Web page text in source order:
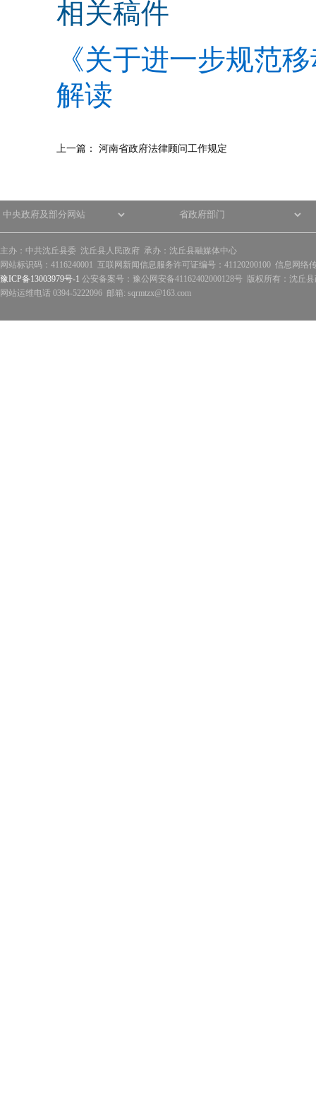
相关稿件
《关于进一步规范
解读
上一篇： 河南省政府法律顾问工作规定
主办：中共沈丘县委 沈丘县人民政府 承办：沈丘县融媒体中心
网站标识码：4116240001 互联网新闻信息服务许可证编号：41120200100 信息网络
豫ICP备13003979号-1 公安备案号：豫公网安备41162402000128号 版权所有：沈丘
网站运维电话 0394-5222096 邮箱: sqrmtzx@163.com